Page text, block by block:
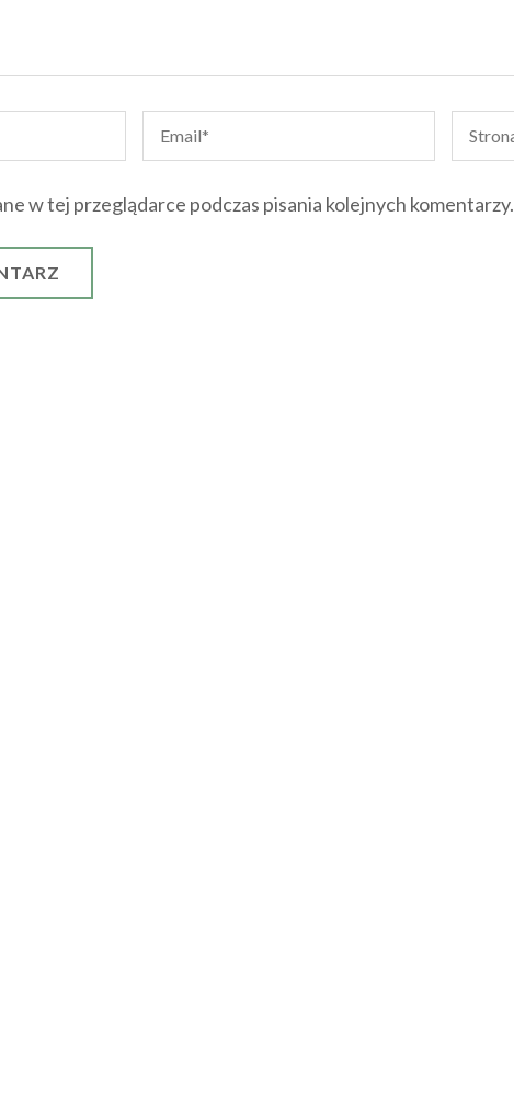
w tej przeglądarce podczas pisania kolejnych komentarzy.